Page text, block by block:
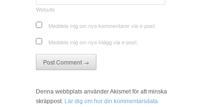
Website
Meddela mig om nya kommentarer via e-post.
Meddela mig om nya inlägg via e-post.
Denna webbplats använder Akismet för att minska
skräppost. Lär dig om hur din kommentarsdata